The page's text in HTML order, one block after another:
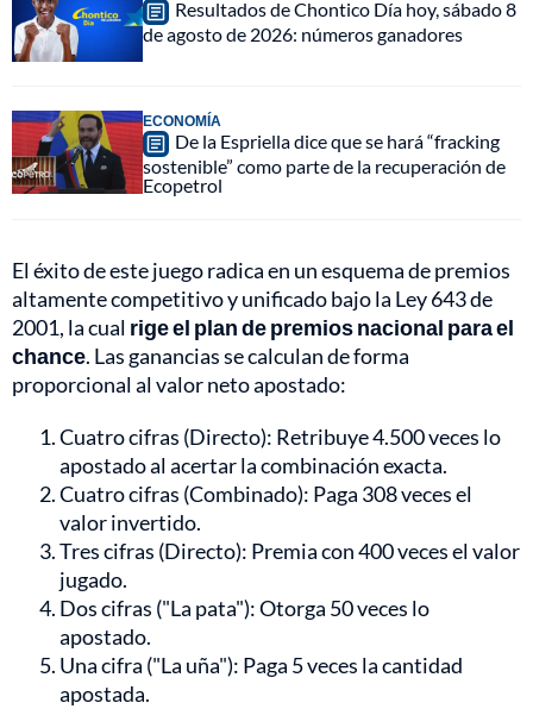
Resultados de Chontico Día hoy, sábado 8
de agosto de 2026: números ganadores
ECONOMÍA
De la Espriella dice que se hará “fracking
sostenible” como parte de la recuperación de
Ecopetrol
El éxito de este juego radica en un esquema de premios
altamente competitivo y unificado bajo la Ley 643 de
2001, la cual rige el plan de premios nacional para el
chance. Las ganancias se calculan de forma
proporcional al valor neto apostado:
Cuatro cifras (Directo): Retribuye 4.500 veces lo
apostado al acertar la combinación exacta.
Cuatro cifras (Combinado): Paga 308 veces el
valor invertido.
Tres cifras (Directo): Premia con 400 veces el valor
jugado.
Dos cifras ("La pata"): Otorga 50 veces lo
apostado.
Una cifra ("La uña"): Paga 5 veces la cantidad
apostada.